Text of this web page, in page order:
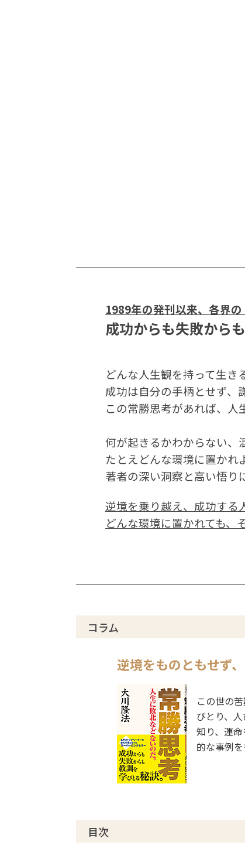
1989年の発刊以来、各界
成功からも失敗から
どんな人生観を持って生き
成功は自分の手柄とせず、
この常勝思考があれば、人
何が起きるかわからない、
たとえどんな環境に置かれ
著者の深い洞察と高い悟り
逆境を乗り越え、成功する
どんな環境に置かれても、
コラム
逆境をものともせず、
この世の
びとり、
知り、運
的な事例
目次